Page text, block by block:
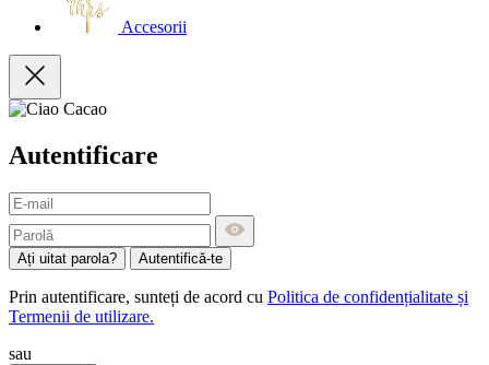
Accesorii
Autentificare
Ați uitat parola? Autentifică-te
Prin autentificare, sunteți de acord cu Politica de confidențialitate și
Termenii de utilizare.
sau